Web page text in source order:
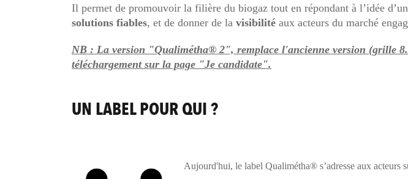
Il permet de promouvoir la filière du biogaz tout en répondant à l’idée
solutions fiables, et de donner de la visibilité aux acteurs du marché
NB : La version "Qualimétha® 2", remplace l'ancienne version (grille
téléchargement sur la page "Je candidate".
UN LABEL POUR QUI ?
Aujourd'hui, le label Qualimétha® s’adresse aux acteurs